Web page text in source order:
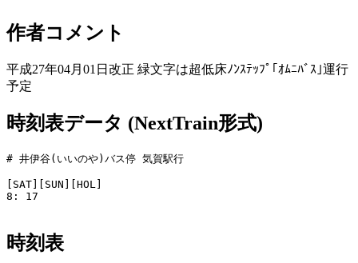
作者コメント
平成27年04月01日改正 緑文字は超低床ﾉﾝｽﾃｯﾌﾟ｢ｵﾑﾆﾊﾞｽ｣運行
予定
時刻表データ (NextTrain形式)
# 井伊谷(いいのや)バス停 気賀駅行
[SAT][SUN][HOL]
8: 17
時刻表